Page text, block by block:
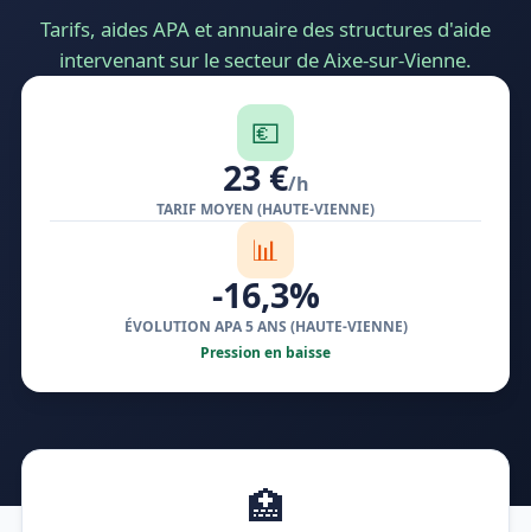
Tarifs, aides APA et annuaire des structures d'aide
intervenant sur le secteur de Aixe-sur-Vienne.
💶
23 €/h
TARIF MOYEN (HAUTE-VIENNE)
📊
-16,3%
ÉVOLUTION APA 5 ANS (HAUTE-VIENNE)
Pression en baisse
🏥